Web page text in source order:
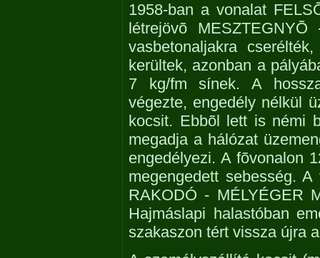
1958-ban a vonalat
létrejövõ
vasbetonaljakra
kerültek, azonban a
7 kg/fm sínek. A
végezte, engedély nélkül
kocsit. Ebbõl lett is némi
megadja a hálózat
engedélyezi. A fõvonalon
megengedett sebesség.
RAKODÓ - MÉLYÉGER
Hajmáslapi halastóban
szakaszon tért vissza újra